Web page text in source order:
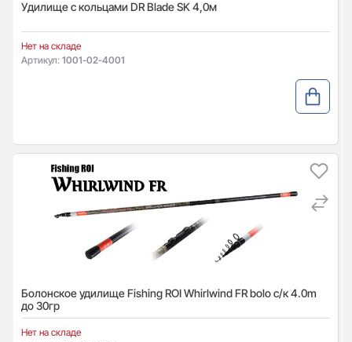
Удилище с кольцами DR Blade SK 4,0м
Нет на складе
Артикул: 1001-02-4001
Болонское удилище Fishing ROI Whirlwind FR bolo с/к 4.0m
до 30гр
Нет на складе